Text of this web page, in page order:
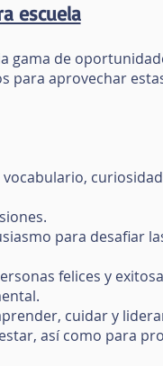
escuela
gama de
para aprovechar
para desafiar
felices y
cuidar y
así como para